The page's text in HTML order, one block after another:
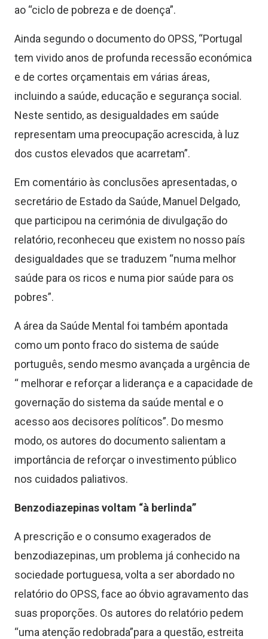
ao “ciclo de pobreza e de doença”.
Ainda segundo o documento do OPSS, “Portugal
tem vivido anos de profunda recessão económica
e de cortes orçamentais em várias áreas,
incluindo a saúde, educação e segurança social.
Neste sentido, as desigualdades em saúde
representam uma preocupação acrescida, à luz
dos custos elevados que acarretam”.
Em comentário às conclusões apresentadas, o
secretário de Estado da Saúde, Manuel Delgado,
que participou na cerimónia de divulgação do
relatório, reconheceu que existem no nosso país
desigualdades que se traduzem “numa melhor
saúde para os ricos e numa pior saúde para os
pobres”.
A área da Saúde Mental foi também apontada
como um ponto fraco do sistema de saúde
português, sendo mesmo avançada a urgência de
“ melhorar e reforçar a liderança e a capacidade de
governação do sistema da saúde mental e o
acesso aos decisores políticos”. Do mesmo
modo, os autores do documento salientam a
importância de reforçar o investimento público
nos cuidados paliativos.
Benzodiazepinas voltam “à berlinda”
A prescrição e o consumo exagerados de
benzodiazepinas, um problema já conhecido na
sociedade portuguesa, volta a ser abordado no
relatório do OPSS, face ao óbvio agravamento das
suas proporções. Os autores do relatório pedem
“uma atenção redobrada”para a questão, estreita